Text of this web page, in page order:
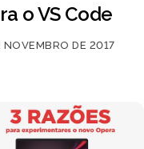
o VS Code
NOVEMBRO DE 2017